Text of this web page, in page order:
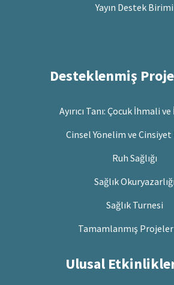
Yayın Destek Birimi
Desteklenmiş
Ayırıcı Tanı: Çocuk İhmali
Cinsel Yönelim ve
Ruh Sağlığı
Sağlık Okuryazarlığı
Sağlık Turnesi
Tamamlanmış
Ulusal